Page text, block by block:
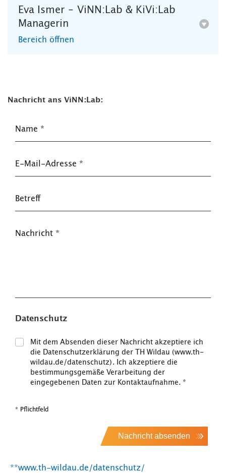
Eva Ismer – ViNN:Lab & KiVi:Lab
Managerin
Bereich öffnen
Nachricht ans ViNN:Lab:
Name *
E-Mail-Adresse *
Betreff
Nachricht *
Datenschutz
Mit dem Absenden dieser Nachricht akzeptiere ich
die Datenschutzerklärung der TH Wildau (www.th-
wildau.de/datenschutz). Ich akzeptiere die
bestimmungsgemäße Verarbeitung der
eingegebenen Daten zur Kontaktaufnahme. *
* Pflichtfeld
Nachricht absenden
**www.th-wildau.de/datenschutz/